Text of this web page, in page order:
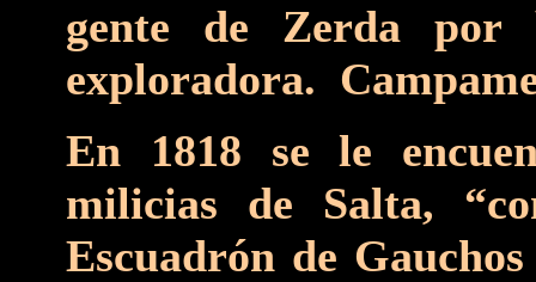
gente de Zerda por
exploradora.
En 1818 se le
milicias de Salta,
Escuadrón de